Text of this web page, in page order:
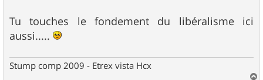
Tu touches le fondement du libéralisme ici
aussi.....
Stump comp 2009 - Etrex vista Hcx